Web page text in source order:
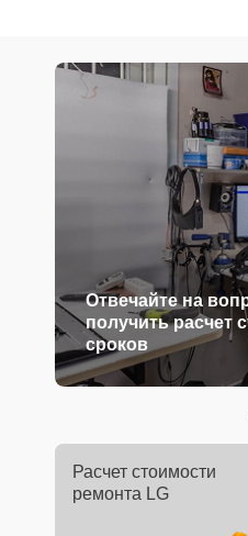
Отвечайте на
получить расчет
сроков
Расчет стоимости
ремонта LG